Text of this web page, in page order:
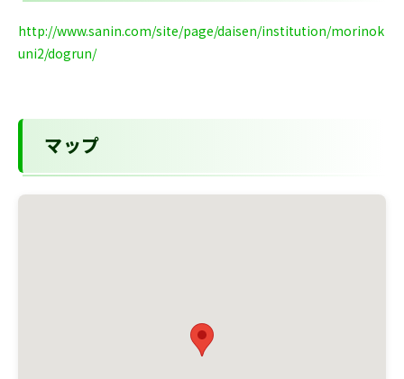
http://www.sanin.com/site/page/daisen/institution/morinok
uni2/dogrun/
マップ